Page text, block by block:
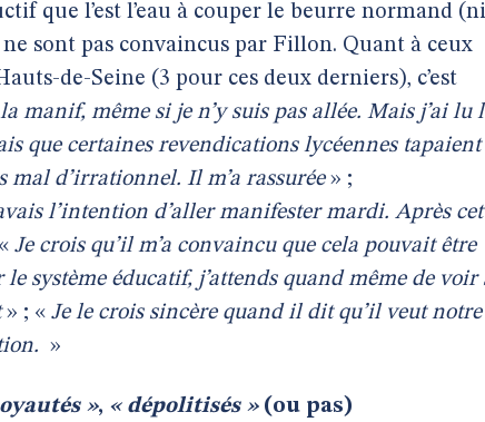
que l’est l’eau à couper le beurre normand (ni
sont pas convaincus par Fillon. Quant à ceux
de-Seine (3 pour ces deux derniers), c’est
manif, même si je n’y suis pas allée. Mais j’ai lu
que certaines revendications lycéennes tapaient
mal d’irrationnel. Il m’a rassurée» ;
l’intention d’aller manifester mardi. Après cet
Je crois qu’il m’a convaincu que cela pouvait être
système éducatif, j’attends quand même de voir
» ; « Je le crois sincère quand il dit qu’il veut notre
»
», « dépolitisés »(ou pas)